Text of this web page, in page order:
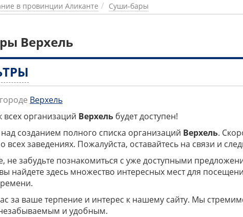
в провинции Аликанте Суши-бары
Верхель
Верхель
всех организаций Верхель будет доступен!
созданием полного списка организаций Верхель.
заведениях. Пожалуйста, оставайтесь на связи и
не забудьте познакомиться с уже доступными
найдете здесь множество интересных мест для
за ваше терпение и интерес к нашему сайту. Мы
и удобным.